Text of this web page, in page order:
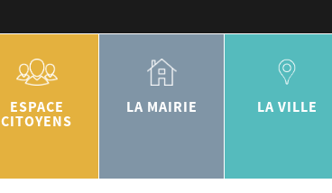
ESPACE
CITOYENS
LA MAIRIE LA VILLE